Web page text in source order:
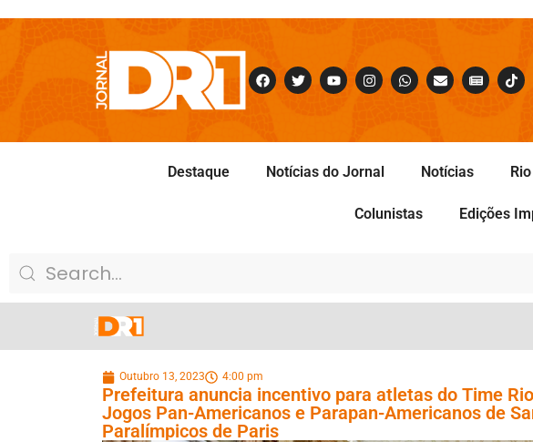
Destaque Notícias do Jornal Notícias Rio
Colunistas Edições
Outubro 13, 2023 4:00 pm
Prefeitura anuncia incentivo para atletas do Time
Jogos Pan-Americanos e Parapan-Americanos de
Paralímpicos de Paris